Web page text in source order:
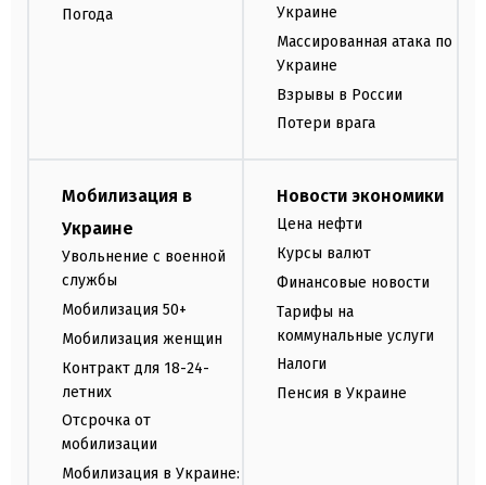
Погода
Украине
Массированная атака по
Украине
Взрывы в России
Потери врага
Мобилизация в
Украине
Увольнение с военной
службы
Мобилизация 50+
Мобилизация женщин
Контракт для 18-24-
летних
Отсрочка от
мобилизации
Мобилизация в Украине:
Новости экономики
Цена нефти
Курсы валют
Финансовые новости
Тарифы на
коммунальные услуги
Налоги
Пенсия в Украине